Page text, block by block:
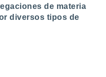
de materia
diversos tipos de